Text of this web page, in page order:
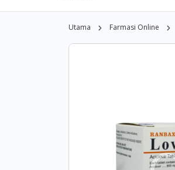
Utama Farmasi Online